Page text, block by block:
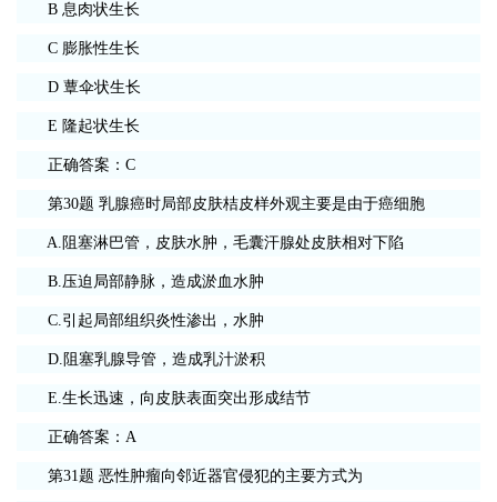
B 息肉状生长
C 膨胀性生长
D 蕈伞状生长
E 隆起状生长
正确答案：C
第30题 乳腺癌时局部皮肤桔皮样外观主要是由于癌细胞
A.阻塞淋巴管，皮肤水肿，毛囊汗腺处皮肤相对下陷
B.压迫局部静脉，造成淤血水肿
C.引起局部组织炎性渗出，水肿
D.阻塞乳腺导管，造成乳汁淤积
E.生长迅速，向皮肤表面突出形成结节
正确答案：A
第31题 恶性肿瘤向邻近器官侵犯的主要方式为